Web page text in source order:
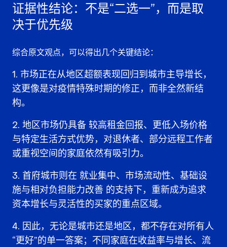
证据性结论：不是“二选一”，而是取
决于优先级
综合原文观点，可以得出几个关键结论：
市场正在从地区超额表现回归到城市主导增长，
这更像是对疫情特殊时期的修正，而非全然新结
构。
地区市场仍具备 较高租金回报、更低入场价格
与特定生活方式优势，对退休者、部分远程工作者
或重视空间的家庭依然有吸引力。
首府城市则在 就业集中、市场流动性、基础设
施与相对负担能力改善 的支持下，重新成为追求
资本增长与灵活性的买家的重点区域。
因此，无论是城市还是地区，都不存在对所有人
“更好”的单一答案；不同家庭在收益率与增长、流